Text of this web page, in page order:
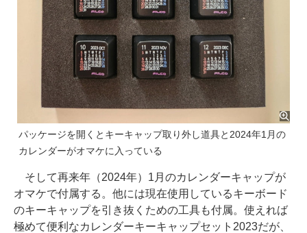
パッケージを開くとキーキャップ取り外し道具と2024年1月の
カレンダーがオマケに入っている
そして再来年（2024年）1月のカレンダーキャップが
オマケで付属する。他には現在使用しているキーボード
のキーキャップを引き抜くための工具も付属。使えれば
極めて便利なカレンダーキーキャップセット2023だが、